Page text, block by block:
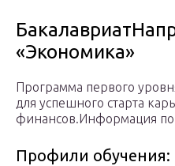
«Экономика»
Программа первого
для успешного старта
финансов.Информация по
Профили обучения: